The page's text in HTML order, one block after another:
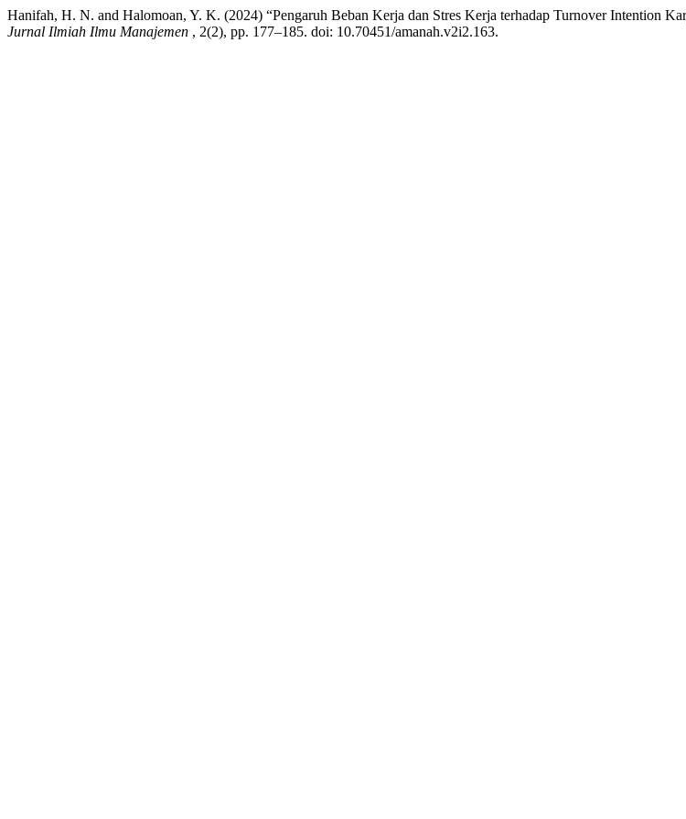
Hanifah, H. N. and Halomoan, Y. K. (2024) “Pengaruh Beban Kerja dan Stres Kerja terhadap Turnover Intention
Jurnal Ilmiah Ilmu Manajemen , 2(2), pp. 177–185. doi: 10.70451/amanah.v2i2.163.